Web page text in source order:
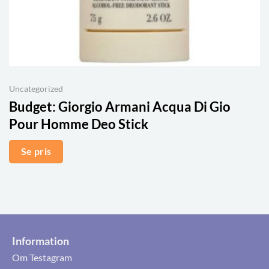
Uncategorized
Budget:Giorgio Armani Acqua Di Gio
Pour Homme Deo Stick
Se pris
Information
Om Testagram